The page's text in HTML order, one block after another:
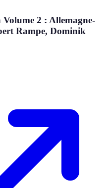
2 : Allemagne-
Rampe, Dominik